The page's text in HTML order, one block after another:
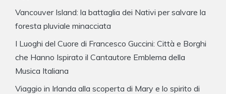
Vancouver Island: la battaglia dei Nativi per salvare la
foresta pluviale minacciata
I Luoghi del Cuore di Francesco Guccini: Città e Borghi
che Hanno Ispirato il Cantautore Emblema della
Musica Italiana
Viaggio in Irlanda alla scoperta di Mary e lo spirito di